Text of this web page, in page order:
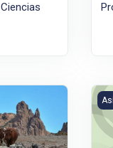
Recursos Turísticos